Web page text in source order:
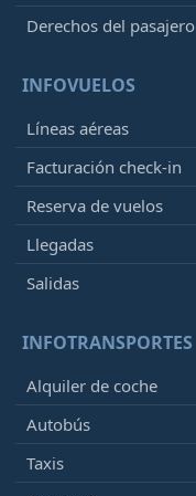
Derechos del pasajero
INFOVUELOS
Líneas aéreas
Facturación check-in
Reserva de vuelos
Llegadas
Salidas
INFOTRANSPORTES
Alquiler de coche
Autobús
Taxis